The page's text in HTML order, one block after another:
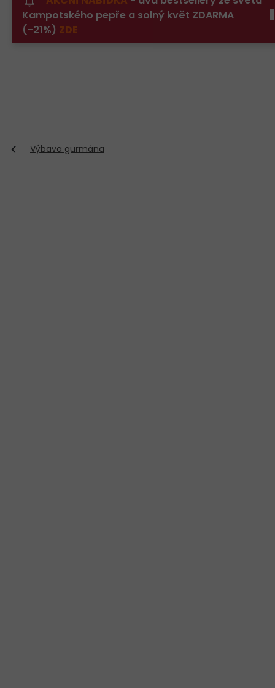
obsah
Kampotského pepře a solný květ ZDARMA
(-21%) ZDE
Výbava gurmána